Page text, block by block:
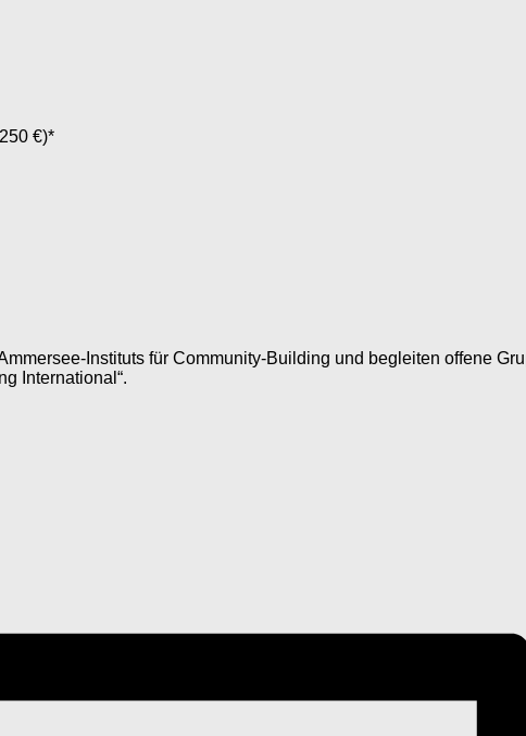
€)*
Instituts für Community-Building und begleiten offene
International“.